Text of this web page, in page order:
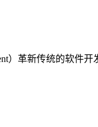
）革新传统的软件